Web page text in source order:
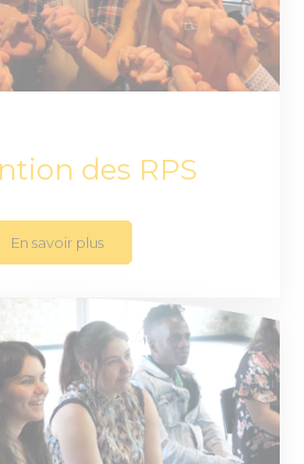
des RPS
En savoir plus